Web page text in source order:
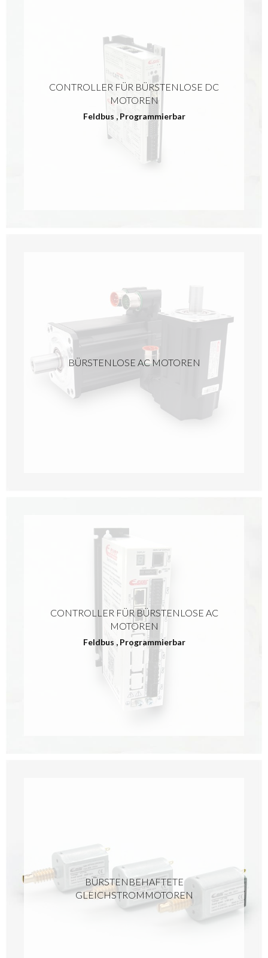
CONTROLLER FÜR BÜRSTENLOSE DC
MOTOREN
Feldbus , Programmierbar
BÜRSTENLOSE AC MOTOREN
CONTROLLER FÜR BÜRSTENLOSE AC
MOTOREN
Feldbus , Programmierbar
BÜRSTENBEHAFTETE
GLEICHSTROMMOTOREN